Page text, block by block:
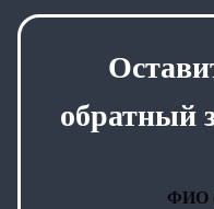
обратный
ФИО